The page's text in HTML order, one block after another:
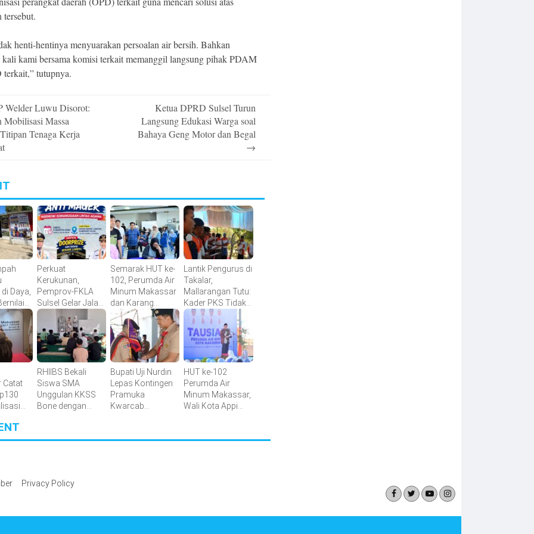
tersebut.
henti-hentinya menyuarakan persoalan air bersih. Bahkan
kali kami bersama komisi terkait memanggil langsung pihak PDAM
terkait,” tutupnya.
Welder Luwu Disorot:
Mobilisasi Massa
Tenaga Kerja
Ketua DPRD Sulsel Turun
Langsung Edukasi Warga soal
Bahaya Geng Motor dan Begal
→
Daya,
Perkuat
Kerukunan,
Pemprov-FKLA
Sulsel Gelar Jalan
Sehat Anti Mager
Harmoni
Kemanusiaan
Lintas Agama
Semarak HUT ke-
102, Perumda Air
Minum Makassar
dan Karang
Taruna Gelar
Donor Darah
Lantik Pengurus di
Takalar,
Mallarangan Tutu:
Kader PKS Tidak
Dicetak di Hotel,
tetapi Ditempa di
Lapangan
Catat
RHIIBS Bekali
Siswa SMA
Unggulan KKSS
Bone dengan
Program
Bupati Uji Nurdin
Lepas Kontingen
Pramuka
Kwarcab
Nasional XII
HUT ke-102
Perumda Air
Minum Makassar,
Wali Kota Appi
Tingkatkan
Privacy Policy